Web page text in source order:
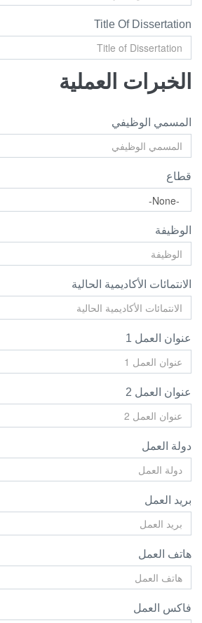
Title Of Dissertation
الخبرات العملية
المسمي الوظيفي
قطاع
الوظيفة
الانتمائات الأكاديمية الحالية
عنوان العمل 1
عنوان العمل 2
دولة العمل
بريد العمل
هاتف العمل
فاكس العمل